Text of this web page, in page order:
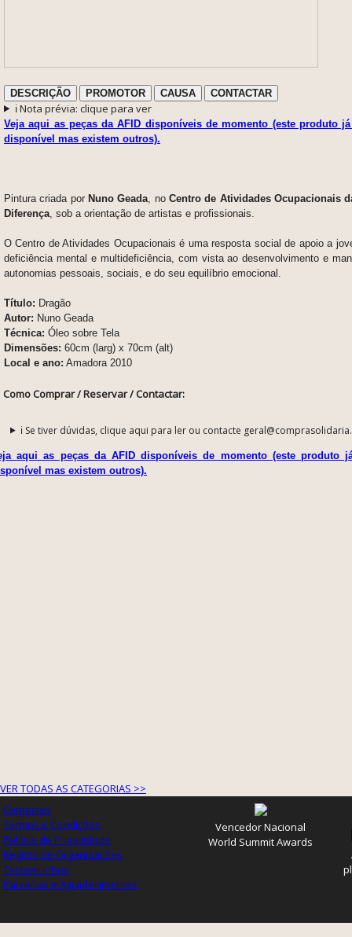
DESCRIÇÃO PROMOTOR CAUSA CONTACTAR
ℹ️ Nota prévia: clique para ver
Veja aqui as peças da AFID disponíveis de momento (este produto
disponível mas existem outros).
Pintura criada por Nuno Geada , noCentro de Atividades Ocupacionais
Diferença , sob a orientação de artistas e profissionais.
O Centro de Atividades Ocupacionais é uma resposta social de apoio a
deficiência mental e multideficiência, com vista ao desenvolvimento e
autonomias pessoais, sociais, e do seu equilíbrio emocional.
Título: Dragão
Autor: Nuno Geada
Técnica: Óleo sobre Tela
Dimensões: 60cm (larg) x 70cm (alt)
Local e ano: Amadora 2010
Como Comprar / Reservar / Contactar:
ℹ️ Se tiver dúvidas, clique aqui para ler ou contacte
aqui as peças da AFID disponíveis de momento (este produto
mas existem outros).
VER TODAS AS CATEGORIAS >>
Contactos
Termos e Condições
Política de Privacidade
Registo de Organizações
Testemunhos
Parcerias e Agradecimentos
Vencedor Nacional
World Summit Awards